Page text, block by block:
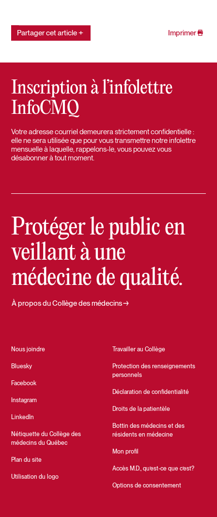
Partager cet article Imprimer
Inscription à l’infolettre
InfoCMQ
Votre adresse courriel demeurera strictement confidentielle :
elle ne sera utilisée que pour vous transmettre notre infolettre
mensuelle à laquelle, rappelons-le, vous pouvez vous
désabonner à tout moment.
Protéger le public en
veillant à une
médecine de qualité.
Nous joindre
Bluesky
Facebook
Instagram
LinkedIn
Nétiquette du Collège des
médecins du Québec
Plan du site
Utilisation du logo
Travailler au Collège
Protection des renseignements
personnels
Déclaration de confidentialité
Droits de la patientèle
Bottin des médecins et des
résidents en médecine
Mon profil
Accès M.D., qu’est-ce que c’est?
Options de consentement
À propos du Collège des médecins